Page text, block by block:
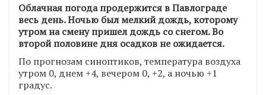
Облачная погода продержится в Павлограде
весь день. Ночью был мелкий дождь, которому
утром на смену пришел дождь со снегом. Во
второй половине дня осадков не ожидается.
По прогнозам синоптиков, температура воздуха
утром 0, днем +4, вечером 0, +2, а ночью +1
градус.